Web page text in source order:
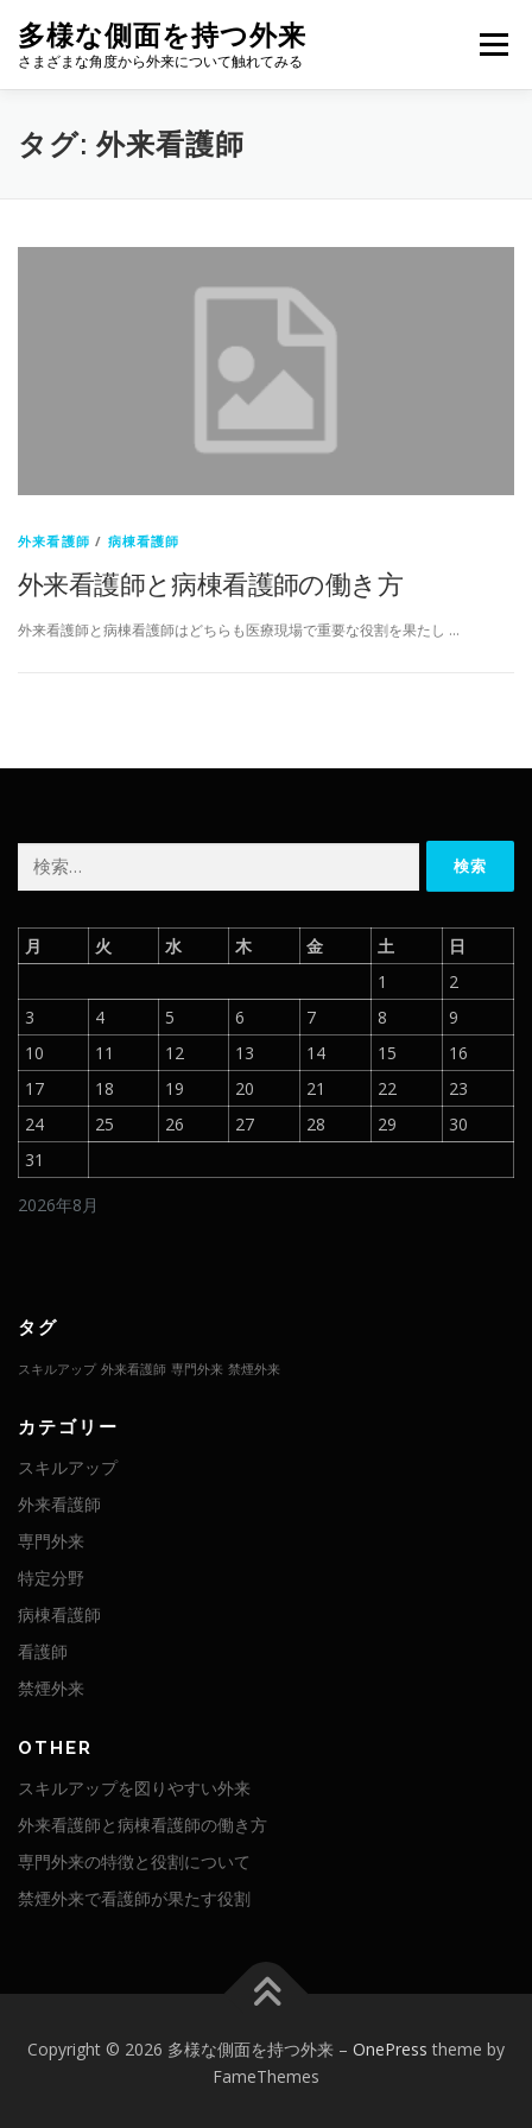
多様な側面を持つ外来
さまざまな角度から外来について触れてみる
メニュー
タグ: 外来看護師
外来看護師 / 病棟看護師
外来看護師と病棟看護師の働き方
外来看護師と病棟看護師はどちらも医療現場で重要な役割を果たし …
索:
2026年8月
月 火 水 木 金 土
日
1
2
3
4 5 6 7 8
9
10
11 12 13 14 15
16
17
18 19 20 21 22
23
24
25 26 27 28 29
30
31
タグ
スキルアップ 外来看護師 専門外来 禁煙外来
カテゴリー
スキルアップ
外来看護師
専門外来
特定分野
病棟看護師
看護師
禁煙外来
OTHER
スキルアップを図りやすい外来
外来看護師と病棟看護師の働き方
専門外来の特徴と役割について
禁煙外来で看護師が果たす役割
Copyright © 2026 多様な側面を持つ外来 – OnePress theme by
FameThemes